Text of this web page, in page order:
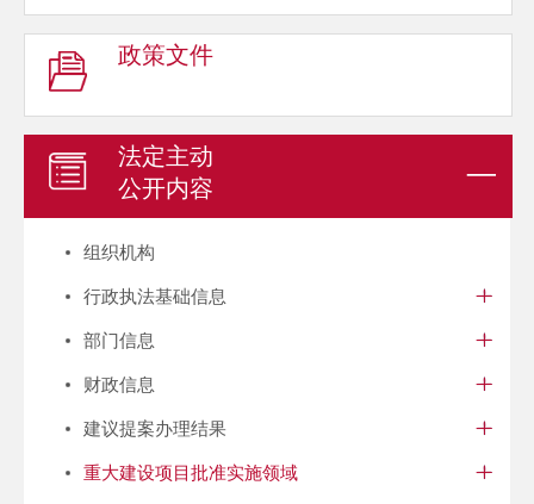
政策文件
法定主动
公开内容
组织机构
行政执法基础信息
部门信息
财政信息
建议提案办理结果
重大建设项目批准实施领域